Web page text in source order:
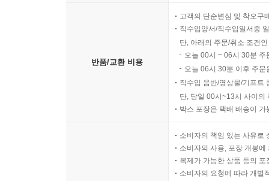
반품/교환 비용
고객의 단순변심 및 착오구
직수입양서/직수입일서중
단, 아래의 주문/취소 조건
오늘 00시 ~ 06시 30분
오늘 06시 30분 이후 주
직수입 음반/영상물/기프트
단, 당일 00시~13시 사이의
박스 포장은 택배 배송이
소비자의 책임 있는 사유로
소비자의 사용, 포장 개봉
복제가 가능한 상품 등의
소비자의 요청에 따라 개별